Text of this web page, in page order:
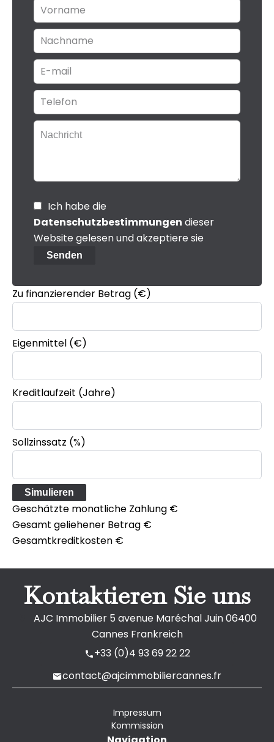
Ich habe die
Datenschutzbestimmungen dieser
Website gelesen und akzeptiere sie
Senden
Zu finanzierender Betrag (€)
Eigenmittel (€)
Kreditlaufzeit (Jahre)
Sollzinssatz (%)
Simulieren
Geschätzte monatliche Zahlung €
Gesamt geliehener Betrag €
Gesamtkreditkosten €
Kontaktieren Sie uns
AJC Immobilier5 avenue Maréchal Juin06400
Cannes Frankreich
+33 (0)4 93 69 22 22
contact@ajcimmobiliercannes.fr
Impressum
Kommission